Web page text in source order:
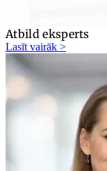
Atbild eksperts
Lasīt vairāk >